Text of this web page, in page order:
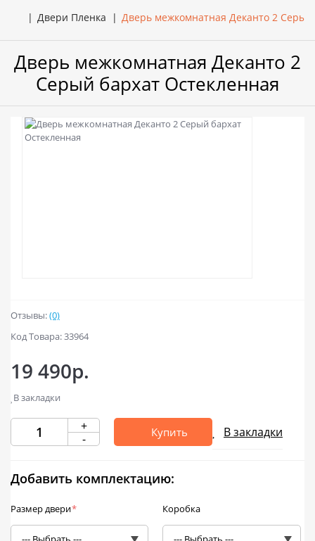
Двери Пленка Дверь межкомнатная Деканто 2 Серый
Дверь межкомнатная Деканто 2
Серый бархат Остекленная
Отзывы:(0)
Код Товара: 33964
19 490р.
В закладки
+
-
Купить В закладки
Добавить комплектацию:
Размер двери* Коробка